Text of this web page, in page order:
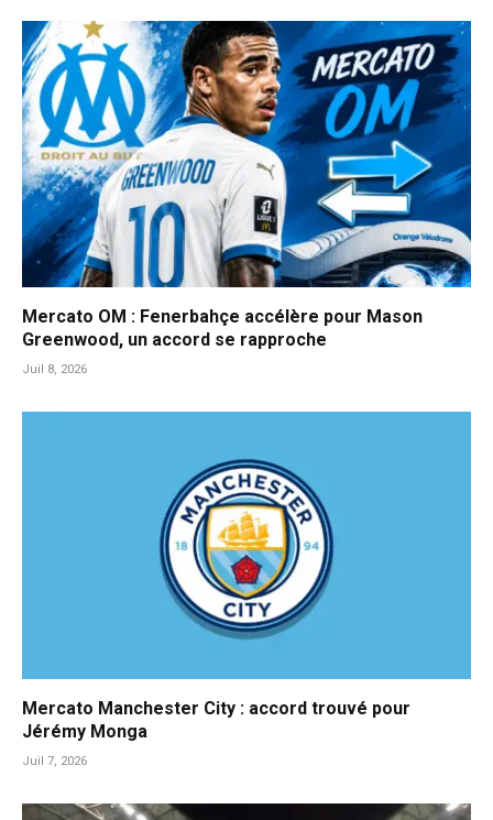
Mercato OM : Fenerbahçe accélère pour Mason
Greenwood, un accord se rapproche
Juil 8, 2026
Mercato Manchester City : accord trouvé pour
Jérémy Monga
Juil 7, 2026